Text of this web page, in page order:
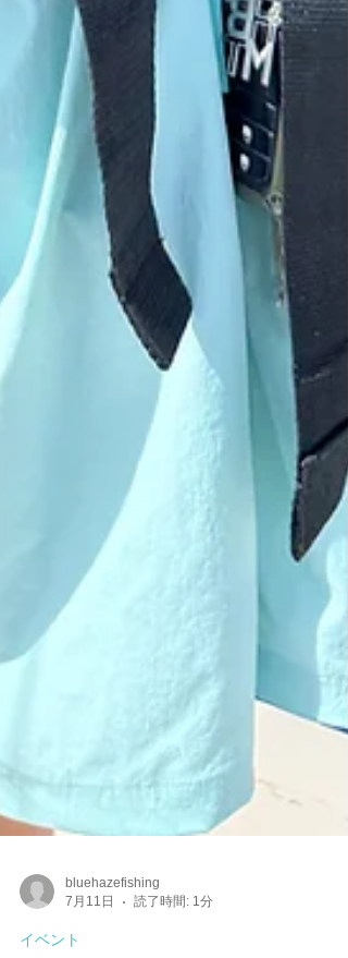
7月11日